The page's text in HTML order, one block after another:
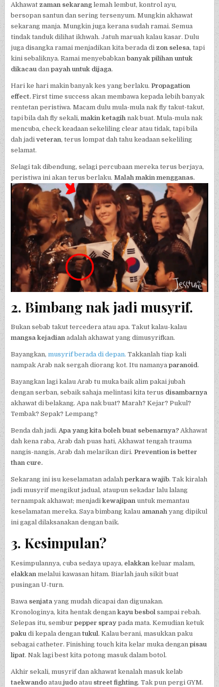
Akhawat zaman sekarang lemah lembut, kontrol ayu,
bersopan santun dan sering tersenyum. Mungkin akhawat
sekarang manja. Mungkin juga kerana sudah ramai. Semua
tindak tanduk dilihat ikhwah. Jatuh maruah kalau kasar. Dulu
juga disangka ramai menjadikan kita berada di zon selesa, tapi
kini sebaliknya. Ramai menyebabkanbanyak pilihan untuk
dikacau danpayah untuk dijaga.
Hari ke hari makin banyak kes yang berlaku. Propagation
effect. First time success akan membawa kepada lebih banyak
rentetan peristiwa. Macam dulu mula-mula nak fly takut-takut,
tapi bila dah fly sekali,makin ketagih nak buat. Mula-mula nak
mencuba, check keadaan sekeliling clear atau tidak, tapi bila
dah jadiveteran, terus lompat dah tahu keadaan sekeliling
selamat.
Selagi tak dibendung, selagi percubaan mereka terus berjaya,
peristiwa ini akan terus berlaku. Malah makin mengganas.
2. Bimbang nak jadi musyrif.
Bukan sebab takut tercedera atau apa. Takut kalau-kalau
mangsa kejadian adalah akhawat yang dimusyrifkan.
Bayangkan,musyrif berada di depan. Takkanlah tiap kali
nampak Arab nak sergah diorang kot. Itu namanyaparanoid.
Bayangkan lagi kalau Arab tu muka baik alim pakai jubah
dengan serban, sebaik sahaja melintasi kita terus disambarnya
akhawat di belakang. Apa nak buat? Marah? Kejar? Pukul?
Tembak? Sepak? Lempang?
Benda dah jadi.Apa yang kita boleh buat sebenarnya? Akhawat
dah kena raba, Arab dah puas hati, Akhawat tengah trauma
nangis-nangis, Arab dah melarikan diri. Prevention is better
than cure.
Sekarang ini isu keselamatan adalahperkara wajib. Tak kiralah
jadi musyrif mengikut jadual, ataupun sekadar lalu lalang
ternampak akhawat; menjadikewajipan untuk memantau
keselamatan mereka. Saya bimbang kalau amanah yang dipikul
ini gagal dilaksanakan dengan baik.
3. Kesimpulan?
Kesimpulannya, cuba sedaya upaya, elakkan keluar malam,
elakkan melalui kawasan hitam. Biarlah jauh sikit buat
pusingan U-turn.
Bawa senjata yang mudah dicapai dan digunakan.
Kronologinya, kita hentak dengankayu besbol sampai rebah.
Selepas itu, semburpepper spray pada mata. Kemudian ketuk
paku di kepala dengantukul. Kalau berani, masukkan paku
sebagai catheter. Finishing touch kita kelar muka denganpisau
lipat. Nak lagi best kita potong masuk dalam botol.
Akhir sekali, musyrif dan akhawat kenalah masuk kelab
taekwando ataujudo atau street fighting. Tak pun pergi GYM.